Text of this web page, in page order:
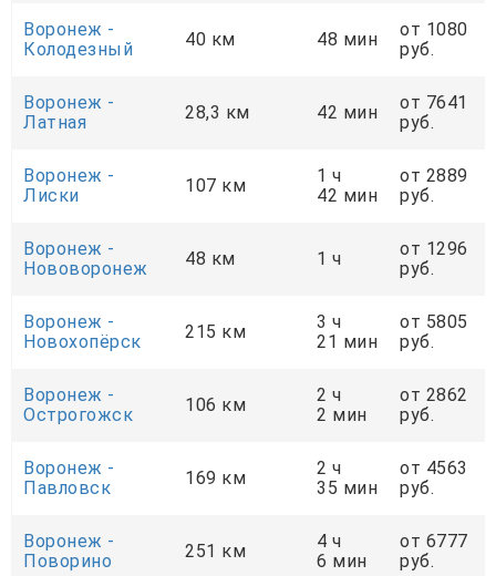
Воронеж -
Колодезный
40 км 48 мин
от 1080
руб.
Воронеж -
Латная
28,3 км 42 мин
от 7641
руб.
Воронеж -
Лиски
107 км
1 ч
42 мин
от 2889
руб.
Воронеж -
Нововоронеж
48 км 1 ч
от 1296
руб.
Воронеж -
Новохопёрск
215 км
3 ч
21 мин
от 5805
руб.
Воронеж -
Острогожск
106 км
2 ч
2 мин
от 2862
руб.
Воронеж -
Павловск
169 км
2 ч
35 мин
от 4563
руб.
Воронеж -
Поворино
251 км
4 ч
6 мин
от 6777
руб.